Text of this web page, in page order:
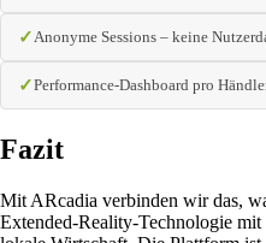
Anonyme Sessions – keine
Performance-Dashboard pro
Fazit
Mit ARcadia verbinden wir das,
Extended-Reality-Technologie